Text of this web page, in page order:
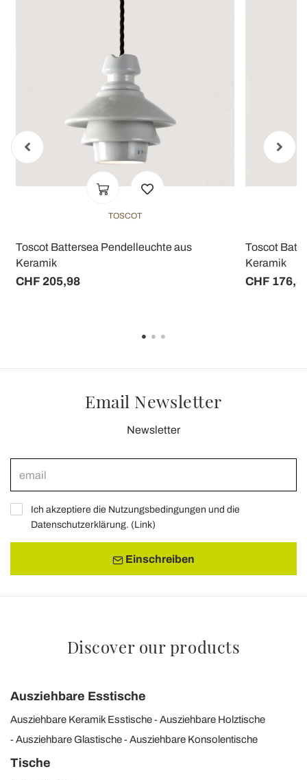
TOSCOT
Toscot Battersea Pendelleuchte aus
Keramik
CHF 205,98
Toscot
Keramik
CHF
Email Newsletter
Newsletter
Ich akzeptiere die Nutzungsbedingungen und die
Datenschutzerklärung. (Link)
Einschreiben
Discover our products
Ausziehbare Esstische
Ausziehbare Keramik Esstische
Ausziehbare Holztische
Ausziehbare Glastische
Ausziehbare Konsolentische
Tische